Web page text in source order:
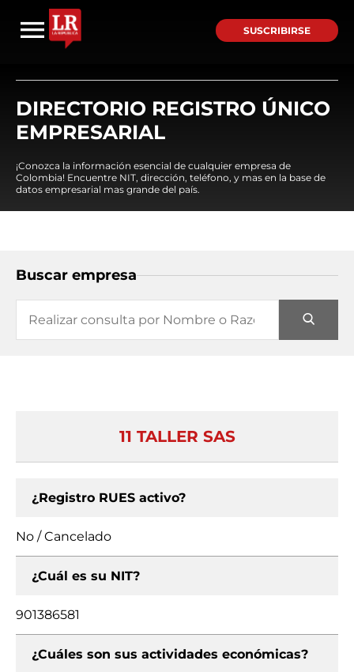
SUSCRIBIRSE
DIRECTORIO REGISTRO ÚNICO
EMPRESARIAL
¡Conozca la información esencial de cualquier empresa de
Colombia! Encuentre NIT, dirección, teléfono, y mas en la base de
datos empresarial mas grande del país.
Buscar empresa
11 TALLER SAS
¿Registro RUES activo?
No / Cancelado
¿Cuál es su NIT?
901386581
¿Cuáles son sus actividades económicas?